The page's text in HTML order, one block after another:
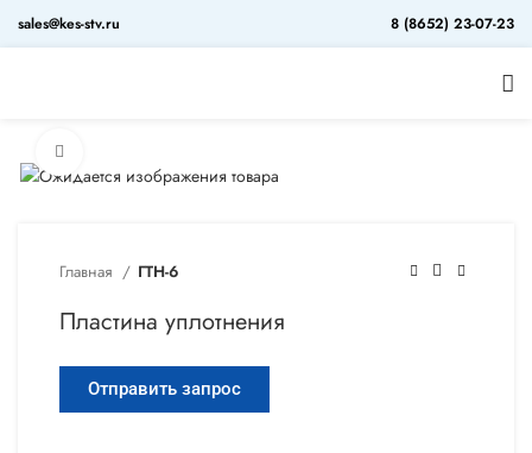
sales@kes-stv.ru 8 (8652) 23-07-23
Главная ГТН-6
Пластина уплотнения
Отправить запрос